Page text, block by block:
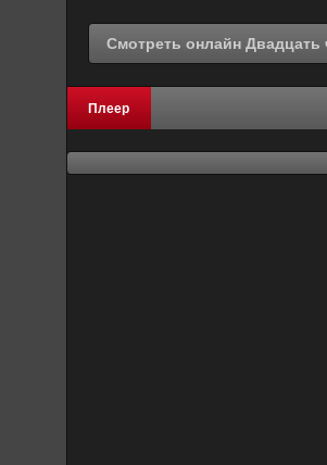
Плеер